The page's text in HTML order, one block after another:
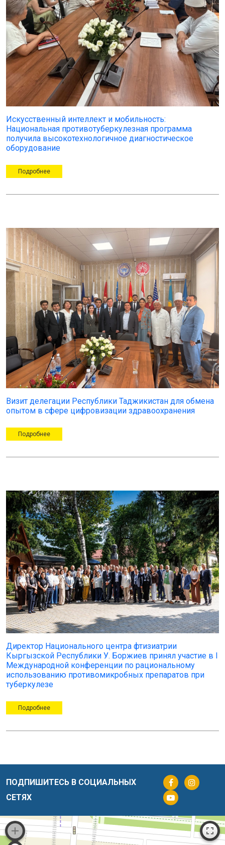
Искусственный интеллект и мобильность:
Национальная противотуберкулезная программа
получила высокотехнологичное диагностическое
оборудование
Подробнее
Визит делегации Республики Таджикистан для обмена
опытом в сфере цифровизации здравоохранения
Подробнее
Директор Национального центра фтизиатрии
Кыргызской Республики У. Боржиев принял участие в I
Международной конференции по рациональному
использованию противомикробных препаратов при
туберкулезе
Подробнее
ПОДПИШИТЕСЬ В СОЦИАЛЬНЫХ
СЕТЯХ